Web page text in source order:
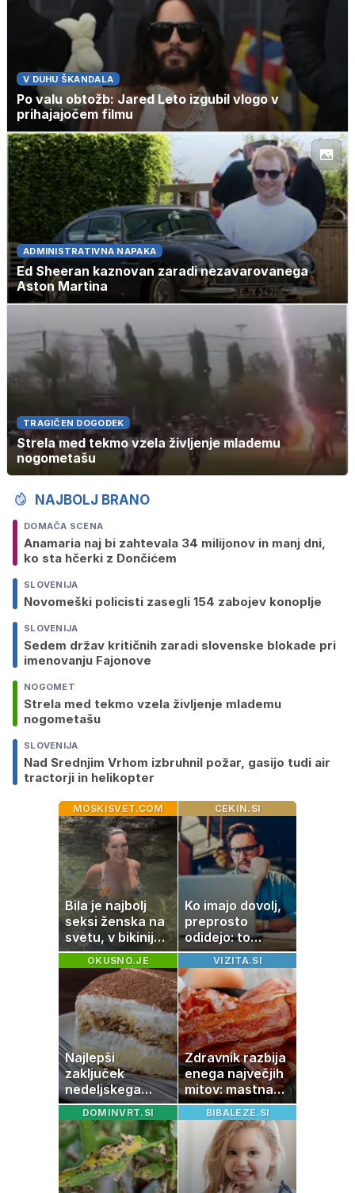
V DUHU ŠKANDALA
Po valu obtožb: Jared Leto izgubil vlogo v
prihajajočem filmu
ADMINISTRATIVNA NAPAKA
Ed Sheeran kaznovan zaradi nezavarovanega
Aston Martina
TRAGIČEN DOGODEK
Strela med tekmo vzela življenje mlademu
nogometašu
NAJBOLJ BRANO
DOMAČA SCENA
Anamaria naj bi zahtevala 34 milijonov in manj dni,
ko sta hčerki z Dončićem
SLOVENIJA
Novomeški policisti zasegli 154 zabojev konoplje
SLOVENIJA
Sedem držav kritičnih zaradi slovenske blokade pri
imenovanju Fajonove
NOGOMET
Strela med tekmo vzela življenje mlademu
nogometašu
SLOVENIJA
Nad Srednjim Vrhom izbruhnil požar, gasijo tudi air
tractorji in helikopter
MOSKISVET.COM
Bila je najbolj
seksi ženska na
svetu, v bikiniju
znova navdušila
CEKIN.SI
Ko imajo dovolj,
preprosto
odidejo: to
znamenje
najpogosteje da
odpoved
OKUSNO.JE
Najlepši
zaključek
nedeljskega
kosila: 8 sladic
brez peke, ki se
jih vsi veselijo
VIZITA.SI
Zdravnik razbija
enega največjih
mitov: mastna
jetra ne
nastanejo zaradi
slanine, temveč
zaradi živila, ki
ga imamo vsi
radi
DOMINVRT.SI BIBALEZE.SI